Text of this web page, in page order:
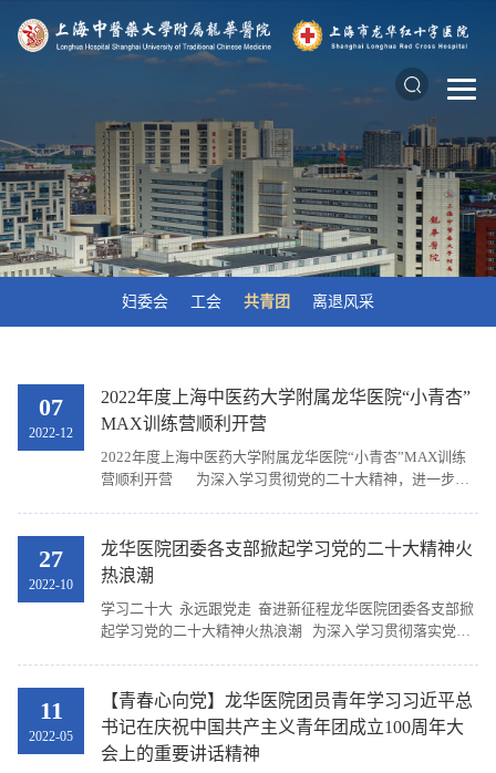
妇委会 工会 共青团 离退风采
07
2022-12
2022年度上海中医药大学附属龙华医院“小青杏”
MAX训练营顺利开营
2022年度上海中医药大学附属龙华医院“小青杏”MAX训练
营顺利开营 为深入学习贯彻党的二十大精神，进一步加
仪式。龙华医院党委副书记高炬、龙华医院团委副书记朱
雯、上海市公安局治安总队治安行动队团支部书记王晓康及
人通过线下与线上相结合的方式参加了活动。...
27
2022-10
龙华医院团委各支部掀起学习党的二十大精神火
热浪潮
学习二十大 永远跟党走 奋进新征程龙华医院团委各支部掀
起学习党的二十大精神火热浪潮 为深入学习贯彻落实党的
十大精神火热浪潮。 朱雯龙华医院团委专职副书记 中国共
产党第二十次全国代表大会在北京胜利召开，这不仅是为人
民谋幸福，为国家谋发展的一件大事，也是所有青年团员政
治生活中的一件大事。100年来共青团坚定不移听党话、...
11
2022-05
【青春心向党】龙华医院团员青年学习习近平总
书记在庆祝中国共产主义青年团成立100周年大
会上的重要讲话精神